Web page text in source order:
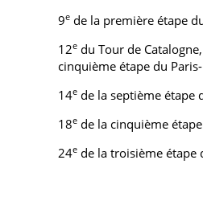
9e de la première étape
12e du Tour de
cinquième étape du
14e de la septième étape
18e de la cinquième
24e de la troisième étape